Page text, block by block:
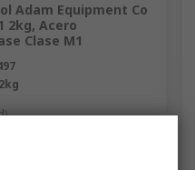
Adam Equipment Co
2kg, Acero
Clase M1